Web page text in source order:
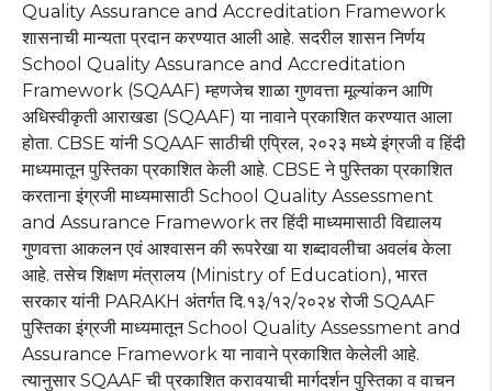
Quality Assurance and Accreditation Framework
शासनाची मान्यता प्रदान करण्यात आली आहे. सदरील शासन निर्णय
School Quality Assurance and Accreditation
Framework (SQAAF) म्हणजेच शाळा गुणवत्ता मूल्यांकन आणि
अधिस्वीकृती आराखडा (SQAAF) या नावाने प्रकाशित करण्यात आला
होता. CBSE यांनी SQAAF साठीची एप्रिल, २०२३ मध्ये इंग्रजी व हिंदी
माध्यमातून पुस्तिका प्रकाशित केली आहे. CBSE ने पुस्तिका प्रकाशित
करताना इंग्रजी माध्यमासाठी School Quality Assessment
and Assurance Framework तर हिंदी माध्यमासाठी विद्यालय
गुणवत्ता आकलन एवं आश्वासन की रूपरेखा या शब्दावलीचा अवलंब केला
आहे. तसेच शिक्षण मंत्रालय (Ministry of Education), भारत
सरकार यांनी PARAKH अंतर्गत दि.१३/१२/२०२४ रोजी SQAAF
पुस्तिका इंग्रजी माध्यमातून School Quality Assessment and
Assurance Framework या नावाने प्रकाशित केलेली आहे.
त्यानुसार SQAAF ची प्रकाशित करावयाची मार्गदर्शन पुस्तिका व वाचन